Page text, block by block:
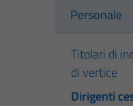
Personale
Titolari di
di vertice
Dirigenti